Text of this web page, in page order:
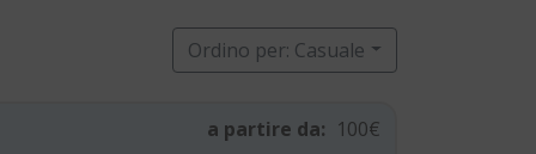
Ordino per: Casuale
a partire da: 100€